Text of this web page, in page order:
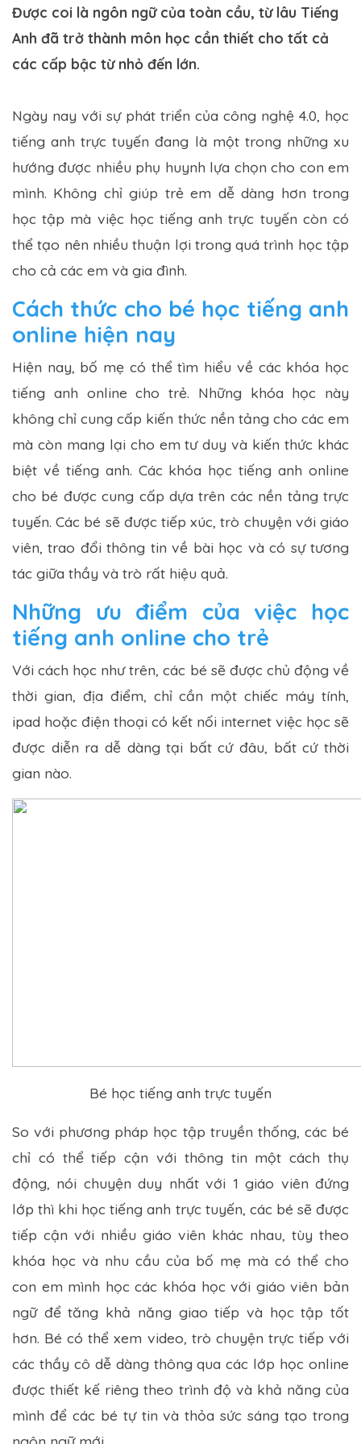
Được coi là ngôn ngữ của toàn cầu, từ lâu Tiếng
Anh đã trở thành môn học cần thiết cho tất cả
các cấp bậc từ nhỏ đến lớn.
Ngày nay với sự phát triển của công nghệ 4.0, học
tiếng anh trực tuyến đang là một trong những xu
hướng được nhiều phụ huynh lựa chọn cho con em
mình. Không chỉ giúp trẻ em dễ dàng hơn trong
học tập mà việc học tiếng anh trực tuyến còn có
thể tạo nên nhiều thuận lợi trong quá trình học tập
cho cả các em và gia đình.
Cách thức cho bé học tiếng anh
online hiện nay
Hiện nay, bố mẹ có thể tìm hiểu về các khóa học
tiếng anh online cho trẻ. Những khóa học này
không chỉ cung cấp kiến thức nền tảng cho các em
mà còn mang lại cho em tư duy và kiến thức khác
biệt về tiếng anh. Các khóa học tiếng anh online
cho bé được cung cấp dựa trên các nền tảng trực
tuyến. Các bé sẽ được tiếp xúc, trò chuyện với giáo
viên, trao đổi thông tin về bài học và có sự tương
tác giữa thầy và trò rất hiệu quả.
Những ưu điểm của việc học
tiếng anh online cho trẻ
Với cách học như trên, các bé sẽ được chủ động về
thời gian, địa điểm, chỉ cần một chiếc máy tính,
ipad hoặc điện thoại có kết nối internet việc học sẽ
được diễn ra dễ dàng tại bất cứ đâu, bất cứ thời
gian nào.
Bé học tiếng anh trực tuyến
So với phương pháp học tập truyền thống, các bé
chỉ có thể tiếp cận với thông tin một cách thụ
động, nói chuyện duy nhất với 1 giáo viên đứng
lớp thì khi học tiếng anh trực tuyến, các bé sẽ được
tiếp cận với nhiều giáo viên khác nhau, tùy theo
khóa học và nhu cầu của bố mẹ mà có thể cho
con em mình học các khóa học với giáo viên bản
ngữ để tăng khả năng giao tiếp và học tập tốt
hơn. Bé có thể xem video, trò chuyện trực tiếp với
các thầy cô dễ dàng thông qua các lớp học online
được thiết kế riêng theo trình độ và khả năng của
mình để các bé tự tin và thỏa sức sáng tạo trong